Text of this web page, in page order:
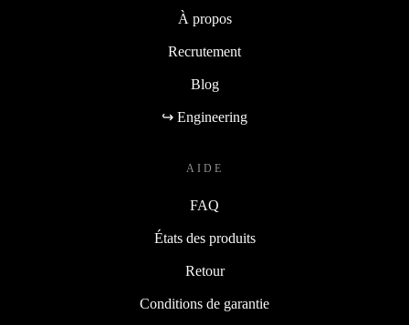
À propos
Recrutement
Blog
↪ Engineering
AIDE
FAQ
États des produits
Retour
Conditions de garantie